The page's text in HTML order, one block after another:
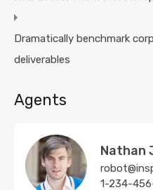
Dramatically benchmark
deliverables
Agents
Nathan
1-234-